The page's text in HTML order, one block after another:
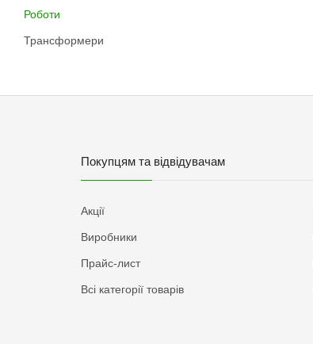
Роботи
Трансформери
Покупцям та відвідувачам
Акції
Виробники
Прайс-лист
Всі категорії товарів